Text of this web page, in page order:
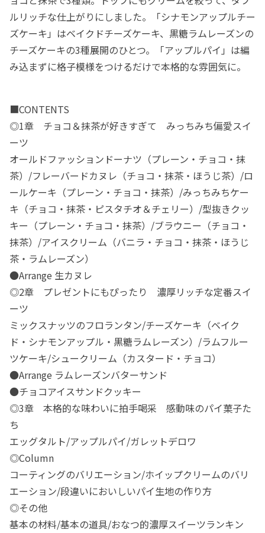
ルリッチな仕上がりにしました。「シナモンアップルチー
ズケーキ」はベイクドチーズケーキ、黒糖ラムレーズンの
チーズケーキの3種展開のひとつ。「アップルパイ」は編
み込まずに格子模様をつけるだけで本格的な雰囲気に。
■CONTENTS
◎1章 チョコ＆抹茶が好きすぎて みっちみち偏愛スイ
ーツ
オールドファッションドーナツ（プレーン・チョコ・抹
茶）/フレーバードカヌレ（チョコ・抹茶・ほうじ茶）/ロ
ールケーキ（プレーン・チョコ・抹茶）/みっちみちケー
キ（チョコ・抹茶・ピスタチオ＆チェリー）/型抜きクッ
キー（プレーン・チョコ・抹茶）/ブラウニー（チョコ・
抹茶）/アイスクリーム（バニラ・チョコ・抹茶・ほうじ
茶・ラムレーズン）
●Arrange 生カヌレ
◎2章 プレゼントにもぴったり 濃厚リッチな定番スイ
ーツ
ミックスナッツのフロランタン/チーズケーキ（ベイク
ド・シナモンアップル・黒糖ラムレーズン）/ラムフルー
ツケーキ/シュークリーム（カスタード・チョコ）
●Arrange ラムレーズンバターサンド
●チョコアイスサンドクッキー
◎3章 本格的な味わいに拍手喝采 感動味のパイ菓子た
ち
エッグタルト/アップルパイ/ガレットデロワ
◎Column
コーティングのバリエーション/ホイップクリームのバリ
エーション/段違いにおいしいパイ生地の作り方
◎その他
基本の材料/基本の道具/おなつ的濃厚スイーツランキン